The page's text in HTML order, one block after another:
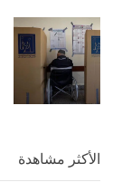
الأكثر مشاهدة